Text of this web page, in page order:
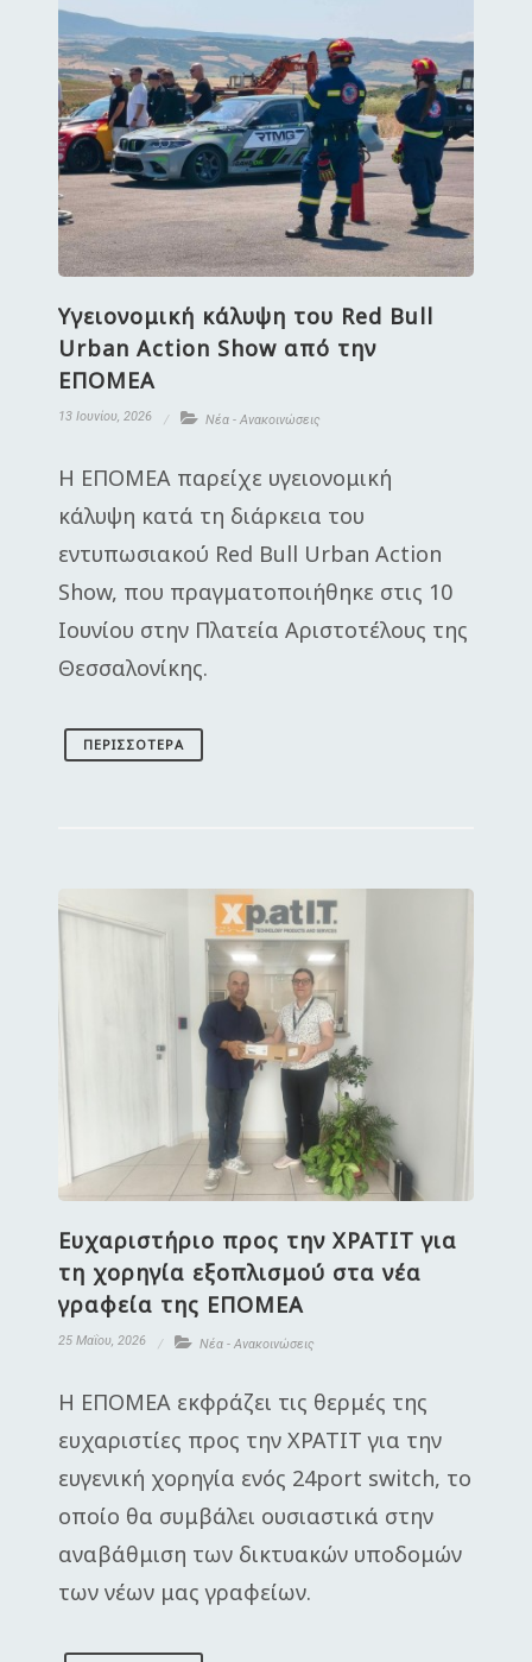
Υγειονομική κάλυψη του Red Bull
Urban Action Show από την
ΕΠΟΜΕΑ
13 Ιουνίου, 2026 Νέα - Ανακοινώσεις
Η ΕΠΟΜΕΑ παρείχε υγειονομική
κάλυψη κατά τη διάρκεια του
εντυπωσιακού Red Bull Urban Action
Show, που πραγματοποιήθηκε στις 10
Ιουνίου στην Πλατεία Αριστοτέλους της
Θεσσαλονίκης.
ΠΕΡΙΣΣΌΤΕΡΑ
Ευχαριστήριο προς την XPATIT για
τη χορηγία εξοπλισμού στα νέα
γραφεία της ΕΠΟΜΕΑ
25 Μαΐου, 2026 Νέα - Ανακοινώσεις
Η ΕΠΟΜΕΑ εκφράζει τις θερμές της
ευχαριστίες προς την XPATIT για την
ευγενική χορηγία ενός 24port switch, το
οποίο θα συμβάλει ουσιαστικά στην
αναβάθμιση των δικτυακών υποδομών
των νέων μας γραφείων.